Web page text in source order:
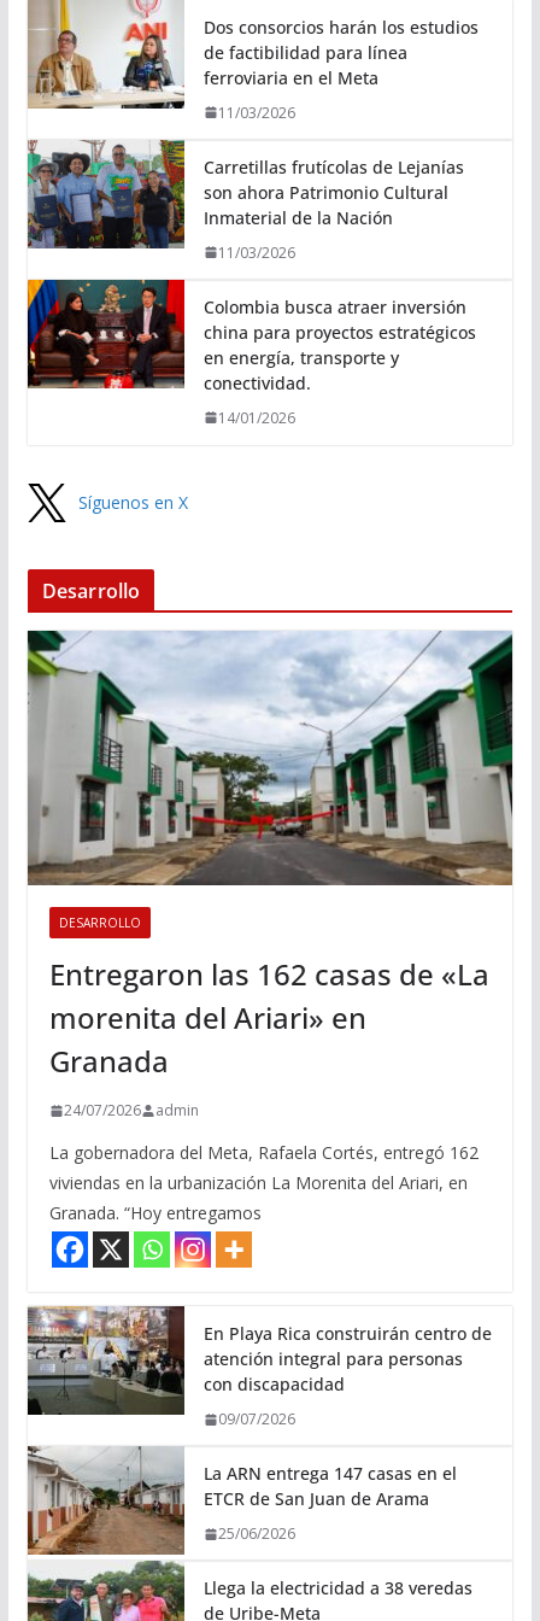
Dos consorcios harán los estudios
de factibilidad para línea
ferroviaria en el Meta
11/03/2026
Carretillas frutícolas de Lejanías
son ahora Patrimonio Cultural
Inmaterial de la Nación
11/03/2026
Colombia busca atraer inversión
china para proyectos estratégicos
en energía, transporte y
conectividad.
14/01/2026
Síguenos en X
Desarrollo
DESARROLLO
Entregaron las 162 casas de «La
morenita del Ariari» en
Granada
24/07/2026 admin
La gobernadora del Meta, Rafaela Cortés, entregó 162
viviendas en la urbanización La Morenita del Ariari, en
Granada. “Hoy entregamos
En Playa Rica construirán centro de
atención integral para personas
con discapacidad
09/07/2026
La ARN entrega 147 casas en el
ETCR de San Juan de Arama
25/06/2026
Llega la electricidad a 38 veredas
de Uribe-Meta